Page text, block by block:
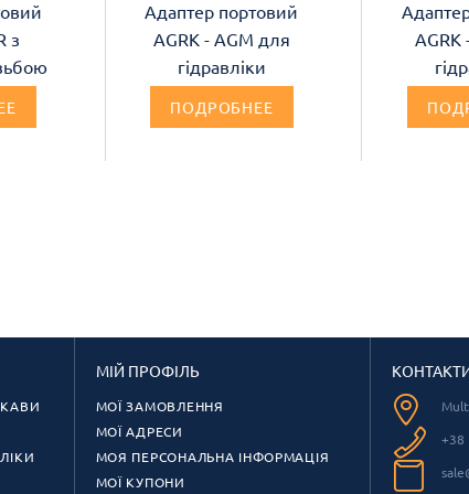
з
Адаптер портовий
AGRK - AGM для
гідравліки
ПОДРОБНЕЕ
AGRK
МІЙ ПРОФІЛЬ
МОЇ ЗАМОВЛЕННЯ
МОЇ АДРЕСИ
МОЯ ПЕРСОНАЛЬНА ІНФОРМАЦІЯ
МОЇ КУПОНИ
+38